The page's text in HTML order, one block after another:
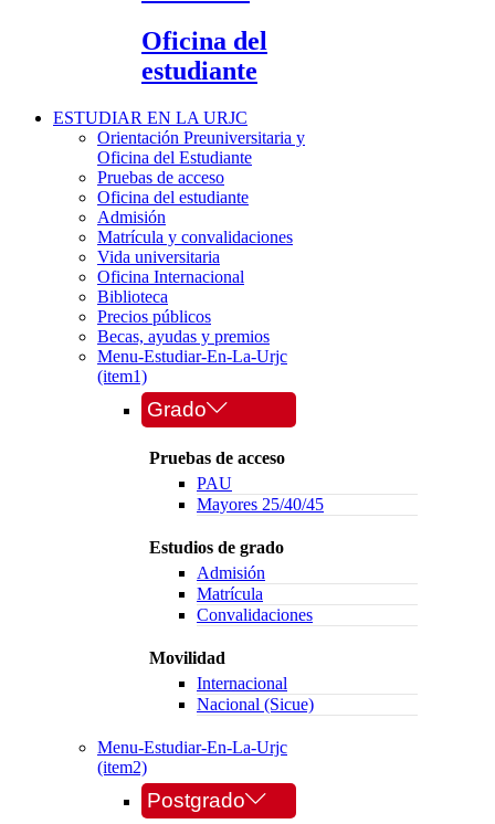
Oficina del
estudiante
ESTUDIAR EN LA URJC
Orientación Preuniversitaria y
Oficina del Estudiante
Pruebas de acceso
Oficina del estudiante
Admisión
Matrícula y convalidaciones
Vida universitaria
Oficina Internacional
Biblioteca
Precios públicos
Becas, ayudas y premios
Menu-Estudiar-En-La-Urjc
(item1)
Grado
Pruebas de acceso
PAU
Mayores 25/40/45
Estudios de grado
Admisión
Matrícula
Convalidaciones
Movilidad
Internacional
Nacional (Sicue)
Menu-Estudiar-En-La-Urjc
(item2)
Postgrado